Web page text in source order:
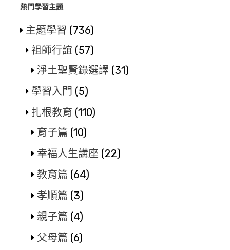
熱門學習主題
主題學習 (736)
祖師行誼 (57)
淨土聖賢錄選譯 (31)
學習入門 (5)
扎根教育 (110)
育子篇 (10)
幸福人生講座 (22)
教育篇 (64)
孝順篇 (3)
親子篇 (4)
父母篇 (6)